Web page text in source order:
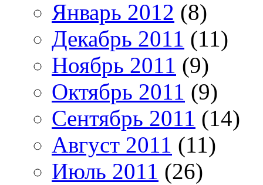
Январь 2012 (8)
Декабрь 2011 (11)
Ноябрь 2011 (9)
Октябрь 2011 (9)
Сентябрь 2011 (14)
Август 2011 (11)
Июль 2011 (26)